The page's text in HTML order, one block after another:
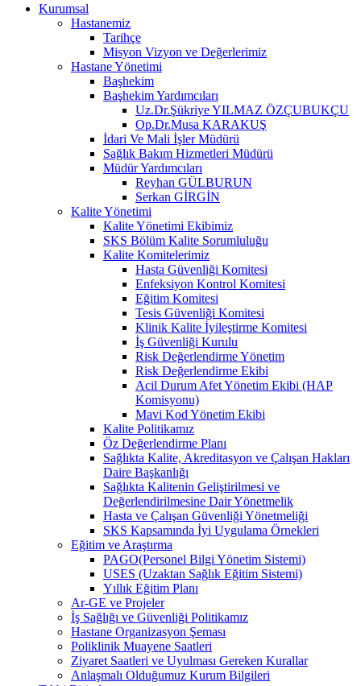
Kurumsal
Hastanemiz
Tarihçe
Misyon Vizyon ve Değerlerimiz
Hastane Yönetimi
Başhekim
Başhekim Yardımcıları
Uz.Dr.Şükriye YILMAZ ÖZÇUBUKÇU
Op.Dr.Musa KARAKUŞ
İdari Ve Mali İşler Müdürü
Sağlık Bakım Hizmetleri Müdürü
Müdür Yardımcıları
Reyhan GÜLBURUN
Serkan GİRGİN
Kalite Yönetimi
Kalite Yönetimi Ekibimiz
SKS Bölüm Kalite Sorumluluğu
Kalite Komitelerimiz
Hasta Güvenliği Komitesi
Enfeksiyon Kontrol Komitesi
Eğitim Komitesi
Tesis Güvenliği Komitesi
Klinik Kalite İyileştirme Komitesi
İş Güvenliği Kurulu
Risk Değerlendirme Yönetim
Risk Değerlendirme Ekibi
Acil Durum Afet Yönetim Ekibi (HAP
Komisyonu)
Mavi Kod Yönetim Ekibi
Kalite Politikamız
Öz Değerlendirme Planı
Sağlıkta Kalite, Akreditasyon ve Çalışan Hakları
Daire Başkanlığı
Sağlıkta Kalitenin Geliştirilmesi ve
Değerlendirilmesine Dair Yönetmelik
Hasta ve Çalışan Güvenliği Yönetmeliği
SKS Kapsamında İyi Uygulama Örnekleri
Eğitim ve Araştırma
PAGO(Personel Bilgi Yönetim Sistemi)
USES (Uzaktan Sağlık Eğitim Sistemi)
Yıllık Eğitim Planı
Ar-GE ve Projeler
İş Sağlığı ve Güvenliği Politikamız
Hastane Organizasyon Şeması
Poliklinik Muayene Saatleri
Ziyaret Saatleri ve Uyulması Gereken Kurallar
Anlaşmalı Olduğumuz Kurum Bilgileri